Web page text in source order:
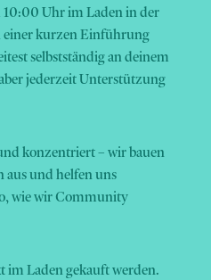
Uhr im Laden in der
einer kurzen Einführung
selbstständig an deinem
jederzeit Unterstützung
konzentriert – wir bauen
aus und helfen uns
wie wir Community
im Laden gekauft werden.